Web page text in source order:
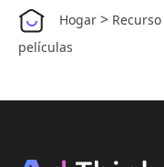
Hogar > Recurso
películas